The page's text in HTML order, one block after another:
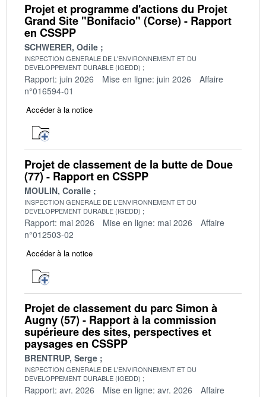
Projet et programme d'actions du Projet
Grand Site "Bonifacio" (Corse) - Rapport
en CSSPP
SCHWERER, Odile
INSPECTION GENERALE DE L'ENVIRONNEMENT ET DU
DEVELOPPEMENT DURABLE (IGEDD)
Rapport: juin 2026 Mise en ligne: juin 2026
Affaire
n°016594-01
Accéder à la notice
Projet de classement de la butte de Doue
(77) - Rapport en CSSPP
MOULIN, Coralie
INSPECTION GENERALE DE L'ENVIRONNEMENT ET DU
DEVELOPPEMENT DURABLE (IGEDD)
Rapport: mai 2026 Mise en ligne: mai 2026
Affaire
n°012503-02
Accéder à la notice
Projet de classement du parc Simon à
Augny (57) - Rapport à la commission
supérieure des sites, perspectives et
paysages en CSSPP
BRENTRUP, Serge
INSPECTION GENERALE DE L'ENVIRONNEMENT ET DU
DEVELOPPEMENT DURABLE (IGEDD)
Rapport: avr. 2026 Mise en ligne: avr. 2026
Affaire